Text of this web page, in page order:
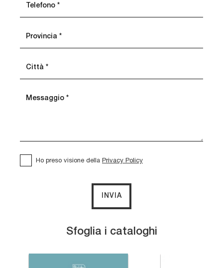
Sfoglia i cataloghi
Ho preso visione della Privacy Policy
INVIA